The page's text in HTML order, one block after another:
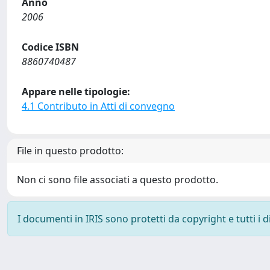
2006
Codice ISBN
8860740487
Appare nelle tipologie:
4.1 Contributo in Atti di convegno
File in questo prodotto:
Non ci sono file associati a questo prodotto.
I documenti in IRIS sono protetti da copyright e tutti i